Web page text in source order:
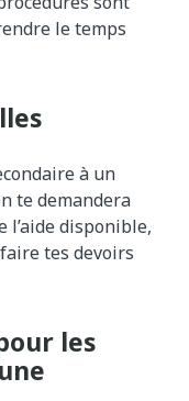
le temps
à un
te demandera
l’aide disponible,
tes devoirs
les